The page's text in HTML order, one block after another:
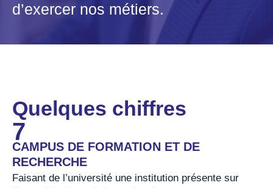
d’exercer nos métiers.
Quelques chiffres
7
CAMPUS DE FORMATION ET DE
RECHERCHE
Faisant de l’université une institution présente sur